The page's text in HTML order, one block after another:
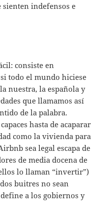
indefensos e
consiste en
todo el mundo hiciese
nuestra, la española y
que llamamos así
de la palabra.
hasta de acaparar
como la vivienda para
sea legal escapa de
de media docena de
lo llaman “invertir”)
buitres no sean
a los gobiernos y